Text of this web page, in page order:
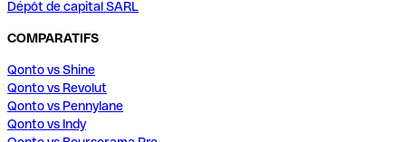
Dépôt de capital SARL
COMPARATIFS
Qonto vs Shine
Qonto vs Revolut
Qonto vs Pennylane
Qonto vs Indy